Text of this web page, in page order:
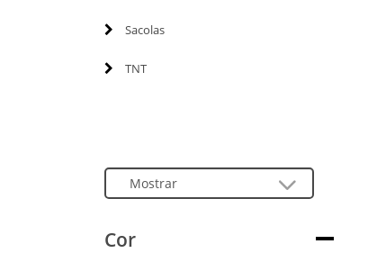
Sacolas
TNT
Cor